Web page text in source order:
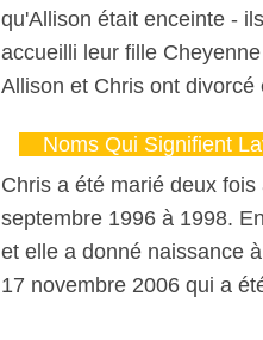
qu'Allison était enceinte -
accueilli leur fille
Allison et Chris ont divorcé
Noms Qui Signifient
Chris a été marié deux
septembre 1996 à 1998.
et elle a donné naissance
17 novembre 2006 qui a